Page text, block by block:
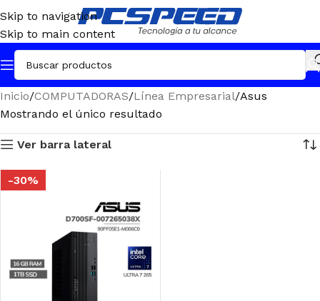
Skip to navigation
Skip to main content
Inicio COMPUTADORAS Línea Empresarial Asus
Mostrando el único resultado
Ver barra lateral
-30%